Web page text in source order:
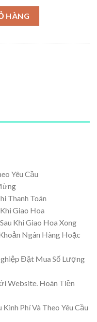
HÀNG
Yêu Cầu
Thanh Toán
Giao Hoa
Khi Giao Hoa Xong
Ngân Hàng Hoặc
Đặt Mua Số Lượng
Website. Hoàn Tiền
Phí Và Theo Yêu Cầu